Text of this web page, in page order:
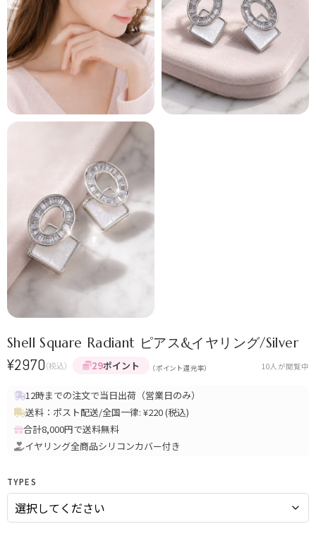
Shell Square Radiant ピアス&イヤリング/Silver
¥2970 (税込) 29ポイント （ポイント還元率） 10人が閲覧中
12時までの注文で当日出荷（営業日のみ）
送料：ポスト配送/全国一律: ¥220 (税込)
合計8,000円で送料無料
イヤリング全商品シリコンカバー付き
TYPES